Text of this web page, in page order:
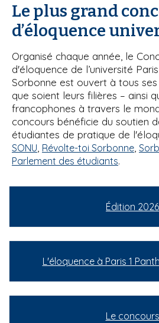
Le plus grand
d’éloquence
Organisé chaque année, le
d'éloquence de l’université
Sorbonne est ouvert à tous
que soient leurs filières – ainsi
francophones à travers le
concours bénéficie du soutien
étudiantes de pratique de
SONU Révolte-toi Sorbonne
Parlement des étudiants.
Édition 2026
L'éloquence à Paris 1
Le concours